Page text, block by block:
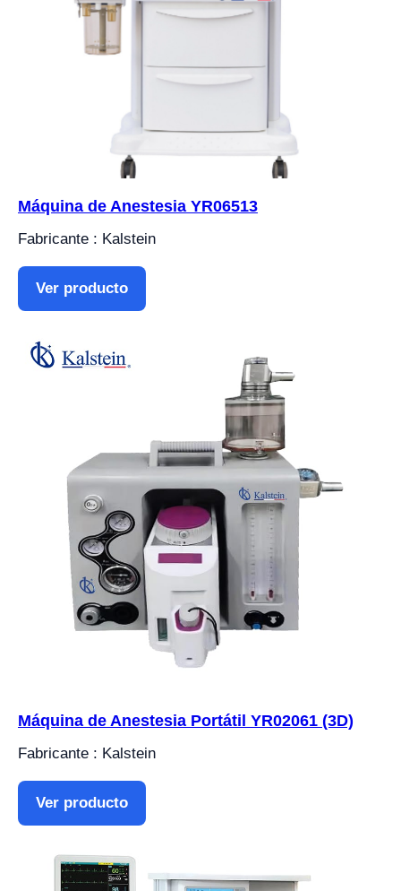
Máquina de Anestesia YR06513
Fabricante : Kalstein
Ver producto
Máquina de Anestesia Portátil YR02061 (3D)
Fabricante : Kalstein
Ver producto